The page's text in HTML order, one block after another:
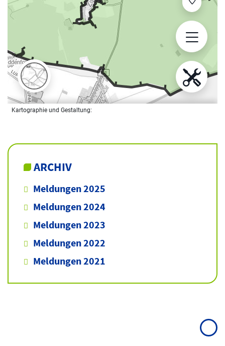
ARCHIV
Meldungen 2025
Meldungen 2024
Meldungen 2023
Meldungen 2022
Meldungen 2021